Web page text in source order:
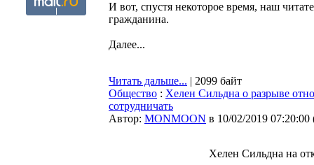
И вот, спустя некоторое время, наш
гражданина.
Далее...
Читать дальше... | 2099 байт
Общество : Хелен Сильдна о разрыве
сотрудничать
Автор: MONMOON в 10/02/2019 07:20:00
Хелен Сильдна на